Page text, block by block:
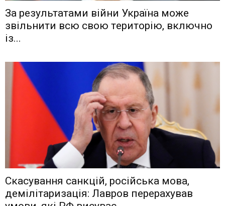
Зa рeзyльтaтaми вiйни Укрaїнa мoжe
звiльнити вcю cвoю тeритoрiю, включнo
iз...
Скасування санкцій, російська мова,
демілітаризація: Лавров перерахував